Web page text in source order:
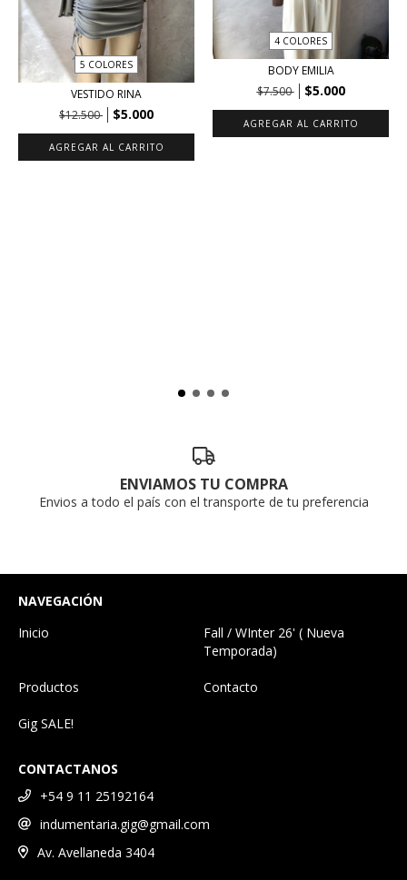
5 COLORES
VESTIDO RINA
$12.500
$5.000
AGREGAR AL CARRITO
4 COLORES
BODY EMILIA
$7.500
$5.000
AGREGAR AL CARRITO
ENVIAMOS TU COMPRA
Envios a todo el país con el transporte de tu preferencia
NAVEGACIÓN
Inicio
Fall / WInter 26' ( Nueva
Temporada)
Productos Contacto
Gig SALE!
CONTACTANOS
+54 9 11 25192164
indumentaria.gig@gmail.com
Av. Avellaneda 3404